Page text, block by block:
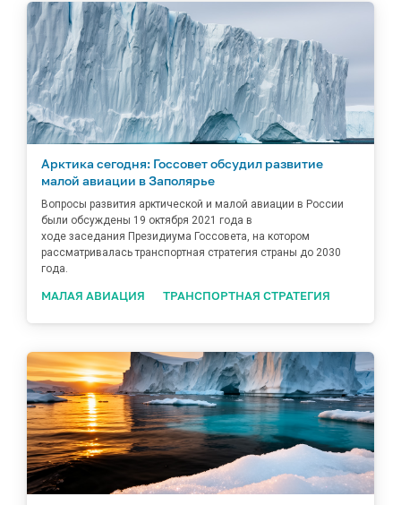
Арктика сегодня: Госсовет обсудил развитие
малой авиации в Заполярье
Вопросы развития арктической и малой авиации в России
были обсуждены 19 октября 2021 года в
ходе заседания Президиума Госсовета, на котором
рассматривалась транспортная стратегия страны до 2030
года.
МАЛАЯ АВИАЦИЯ ТРАНСПОРТНАЯ СТРАТЕГИЯ